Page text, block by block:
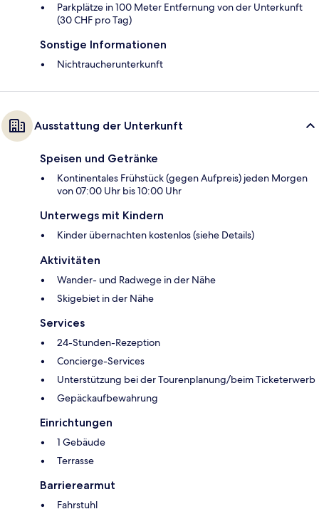
Parkplätze in 100 Meter Entfernung von der Unterkunft
(30 CHF pro Tag)
Sonstige Informationen
Nichtraucherunterkunft
Ausstattung der Unterkunft
Speisen und Getränke
Kontinentales Frühstück (gegen Aufpreis) jeden Morgen
von 07:00 Uhr bis 10:00 Uhr
Unterwegs mit Kindern
Kinder übernachten kostenlos (siehe Details)
Aktivitäten
Wander- und Radwege in der Nähe
Skigebiet in der Nähe
Services
24-Stunden-Rezeption
Concierge-Services
Unterstützung bei der Tourenplanung/beim Ticketerwerb
Gepäckaufbewahrung
Einrichtungen
1 Gebäude
Terrasse
Barrierearmut
Fahrstuhl